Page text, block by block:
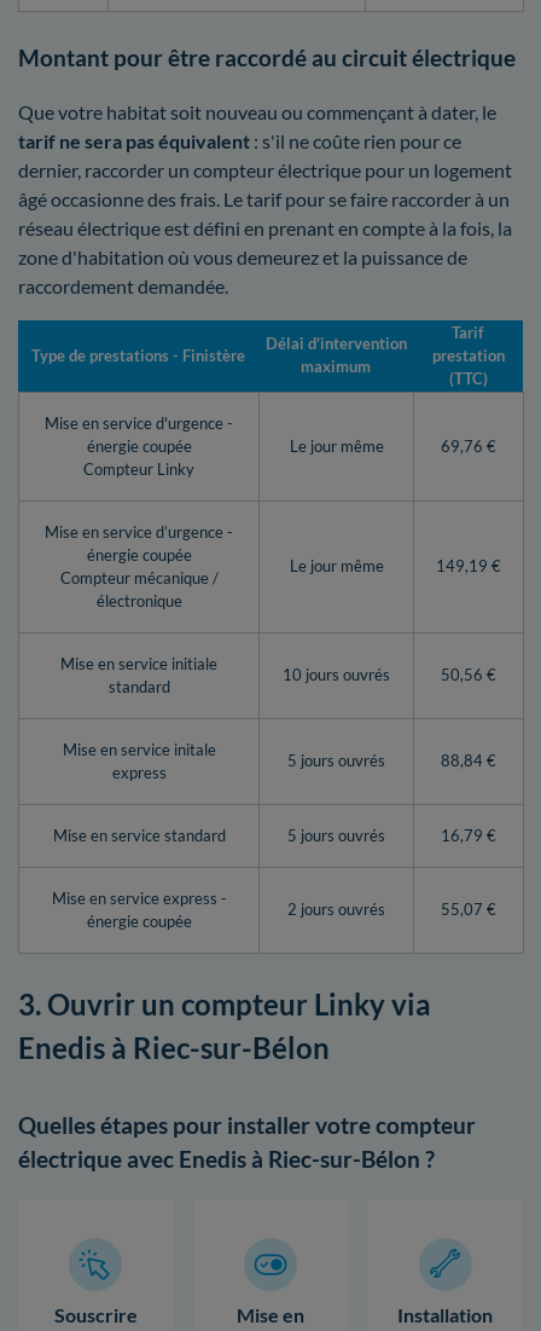
Montant pour être raccordé au circuit électrique
Que votre habitat soit nouveau ou commençant à dater, le
tarif ne sera pas équivalent : s'il ne coûte rien pour ce
dernier, raccorder un compteur électrique pour un logement
âgé occasionne des frais. Le tarif pour se faire raccorder à un
réseau électrique est défini en prenant en compte à la fois, la
zone d'habitation où vous demeurez et la puissance de
raccordement demandée.
Type de prestations - Finistère
Délai d’intervention
maximum
Tarif
prestation
(TTC)
Mise en service d'urgence -
énergie coupée
Compteur Linky
Le jour même 69,76 €
Mise en service d’urgence -
énergie coupée
Compteur mécanique /
électronique
Le jour même 149,19 €
Mise en service initiale
standard
10 jours ouvrés 50,56 €
Mise en service initale
express
5 jours ouvrés 88,84 €
Mise en service standard 5 jours ouvrés 16,79 €
Mise en service express -
énergie coupée
2 jours ouvrés 55,07 €
3. Ouvrir un compteur Linky via
Enedis à Riec-sur-Bélon
Quelles étapes pour installer votre compteur
électrique avec Enedis à Riec-sur-Bélon ?
Souscrire
Mise en
Installation